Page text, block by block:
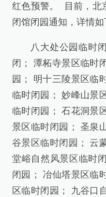
红色预警。 ️目前，北
闭馆闭园通知，详情
八大处公园临时
闭； 潭柘寺景区临时
园； 明十三陵景区临
临时闭园； 妙峰山景
临时闭园； 石花洞景
景区临时闭园； 圣泉
谷景区临时闭园； 云
堂峪自然风景区临时
闭园； 冶仙塔景区临
区临时闭园； 九谷口